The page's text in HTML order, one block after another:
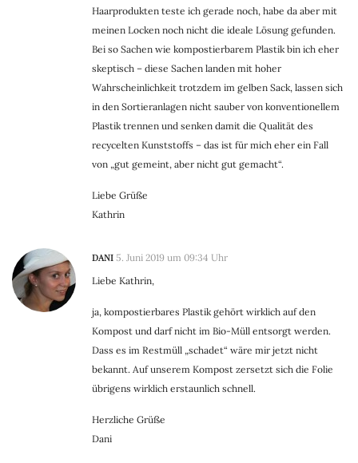
Haarprodukten teste ich gerade noch, habe da aber mit
meinen Locken noch nicht die ideale Lösung gefunden.
Bei so Sachen wie kompostierbarem Plastik bin ich eher
skeptisch – diese Sachen landen mit hoher
Wahrscheinlichkeit trotzdem im gelben Sack, lassen sich
in den Sortieranlagen nicht sauber von konventionellem
Plastik trennen und senken damit die Qualität des
recycelten Kunststoffs – das ist für mich eher ein Fall
von „gut gemeint, aber nicht gut gemacht“.
Liebe Grüße
Kathrin
DANI 5. Juni 2019 um 09:34 Uhr
Liebe Kathrin,
ja, kompostierbares Plastik gehört wirklich auf den
Kompost und darf nicht im Bio-Müll entsorgt werden.
Dass es im Restmüll „schadet“ wäre mir jetzt nicht
bekannt. Auf unserem Kompost zersetzt sich die Folie
übrigens wirklich erstaunlich schnell.
Herzliche Grüße
Dani